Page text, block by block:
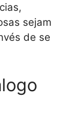
sejam
de se